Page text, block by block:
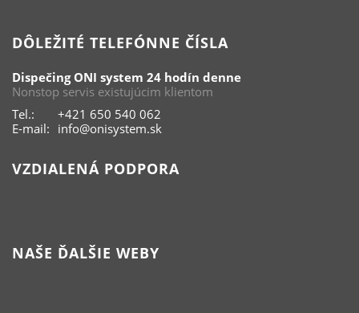
DÔLEŽITÉ TELEFÓNNE ČÍSLA
Dispečing ONI system 24 hodín denne
Nonstop servis existujúcim klientom
Tel.:
+421 650 540 062
E-mail: info@onisystem.sk
VZDIALENÁ PODPORA
NAŠE ĎALŠIE WEBY